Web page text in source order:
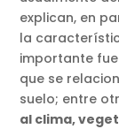
explican, en
la
importante
que se
suelo; entre
al clima,